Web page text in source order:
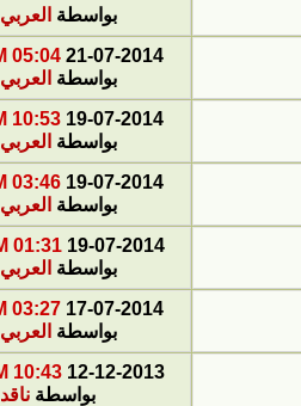
بواسطة العربي
21-07-2014
05:04 PM
بواسطة العربي
19-07-2014
10:53 PM
بواسطة العربي
19-07-2014
03:46 PM
بواسطة العربي
19-07-2014
01:31 AM
بواسطة العربي
17-07-2014
03:27 PM
بواسطة العربي
12-12-2013
10:43 AM
بواسطة ناقد